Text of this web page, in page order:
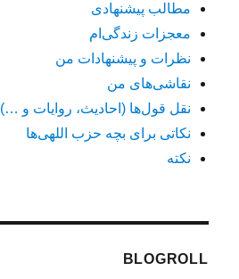
مطالب پیشنهادی
معجزات زندگی‌ام
نظرات و پیشنهادات من
نقاشی‌های من
نقل قول‌ها (احادیث، روایات و …)
نکاتی برای بچه حزب اللهی‌ها
نکته
BLOGROLL